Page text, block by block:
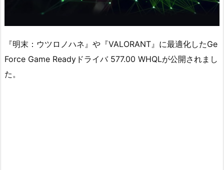
『明末：ウツロノハネ』や『VALORANT』に最適化したGe
Force Game Readyドライバ 577.00 WHQLが公開されまし
た。